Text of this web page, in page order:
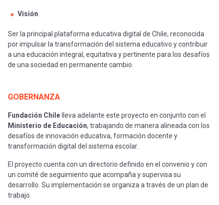
Visión
Ser la principal plataforma educativa digital de Chile, reconocida
por impulsar la transformación del sistema educativo y contribuir
a una educación integral, equitativa y pertinente para los desafíos
de una sociedad en permanente cambio.
GOBERNANZA
Fundación Chile lleva adelante este proyecto en conjunto con el
Ministerio de Educación, trabajando de manera alineada con los
desafíos de innovación educativa, formación docente y
transformación digital del sistema escolar.
El proyecto cuenta con un directorio definido en el convenio y con
un comité de seguimiento que acompaña y supervisa su
desarrollo. Su implementación se organiza a través de un plan de
trabajo.